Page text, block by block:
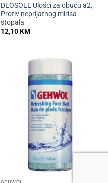
DEOSOLE Ulošci za obuću a2,
Protiv neprijatnog mirisa
stopala
12,10KM